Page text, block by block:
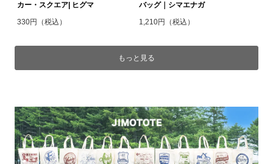
カー・スクエア| ヒグマ
330円（税込）
バッグ｜シマエナガ
1,210円（税込）
もっと見る